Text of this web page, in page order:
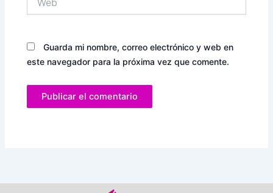
Guarda mi nombre, correo electrónico y web en
este navegador para la próxima vez que comente.